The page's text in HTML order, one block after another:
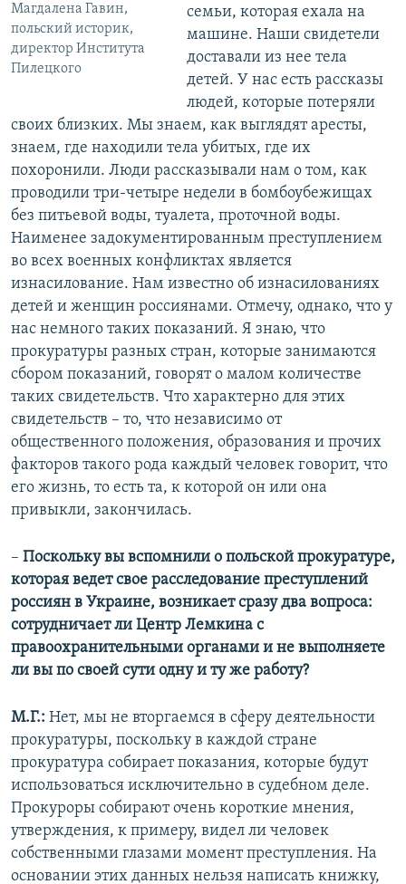
Магдалена Гавин,
польский историк,
директор Института
Пилецкого
семьи, которая ехала на
машине. Наши свидетели
доставали из нее тела
детей. У нас есть рассказы
людей, которые потеряли
своих близких. Мы знаем, как выглядят аресты,
знаем, где находили тела убитых, где их
похоронили. Люди рассказывали нам о том, как
проводили три-четыре недели в бомбоубежищах
без питьевой воды, туалета, проточной воды.
Наименее задокументированным преступлением
во всех военных конфликтах является
изнасилование. Нам известно об изнасилованиях
детей и женщин россиянами. Отмечу, однако, что у
нас немного таких показаний. Я знаю, что
прокуратуры разных стран, которые занимаются
сбором показаний, говорят о малом количестве
таких свидетельств. Что характерно для этих
свидетельств – то, что независимо от
общественного положения, образования и прочих
факторов такого рода каждый человек говорит, что
его жизнь, то есть та, к которой он или она
привыкли, закончилась.
– Поскольку вы вспомнили о польской прокуратуре,
которая ведет свое расследование преступлений
россиян в Украине, возникает сразу два вопроса:
сотрудничает ли Центр Лемкина с
правоохранительными органами и не выполняете
ли вы по своей сути одну и ту же работу?
М.Г.: Нет, мы не вторгаемся в сферу деятельности
прокуратуры, поскольку в каждой стране
прокуратура собирает показания, которые будут
использоваться исключительно в судебном деле.
Прокуроры собирают очень короткие мнения,
утверждения, к примеру, видел ли человек
собственными глазами момент преступления. На
основании этих данных нельзя написать книжку,